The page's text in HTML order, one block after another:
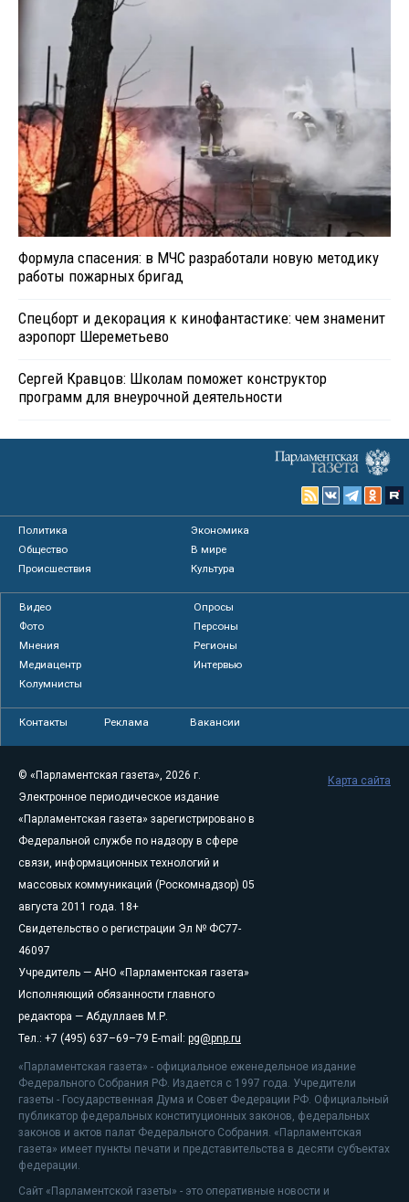
Формула спасения: в МЧС разработали новую методику
работы пожарных бригад
Спецборт и декорация к кинофантастике: чем знаменит
аэропорт Шереметьево
Сергей Кравцов: Школам поможет конструктор
программ для внеурочной деятельности
Политика
Экономика
Общество
В мире
Происшествия
Культура
Видео
Опросы
Фото
Персоны
Мнения
Регионы
Медиацентр
Интервью
Колумнисты
Контакты Реклама Вакансии
© «Парламентская газета», 2026 г.
Электронное периодическое издание
«Парламентская газета» зарегистрировано в
Федеральной службе по надзору в сфере
связи, информационных технологий и
массовых коммуникаций (Роскомнадзор) 05
августа 2011 года. 18+
Свидетельство о регистрации Эл № ФС77-
46097
Учредитель — АНО «Парламентская газета»
Исполняющий обязанности главного
редактора — Абдуллаев М.Р.
Тел.: +7 (495) 637–69–79 E-mail: pg@pnp.ru
«Парламентская газета» - официальное еженедельное издание
Федерального Собрания РФ. Издается с 1997 года. Учредители
газеты - Государственная Дума и Совет Федерации РФ. Официальный
публикатор федеральных конституционных законов, федеральных
законов и актов палат Федерального Собрания. «Парламентская
газета» имеет пункты печати и представительства в десяти субъектах
федерации.
Сайт «Парламентской газеты» - это оперативные новости и
Карта сайта